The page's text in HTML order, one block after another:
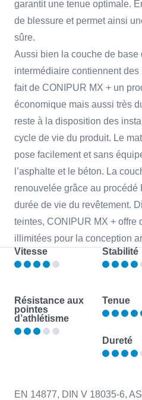
garantit une tenue optimale.
de blessure et permet ainsi
sûre.
Aussi bien la couche de base
intermédiaire contiennent
fait de CONIPUR MX + un
économique mais aussi très
reste à la disposition des
cycle de vie du produit. Le
pose facilement et sans
l’asphalte et le béton. La
renouvelée grâce au procédé
durée de vie du revêtement.
teintes, CONIPUR MX + offre
illimitées pour la conception
Vitesse
Stabilité
Résistance aux
pointes
d’athlétisme
Tenue
Dureté
EN 14877, DIN V 18035-6,